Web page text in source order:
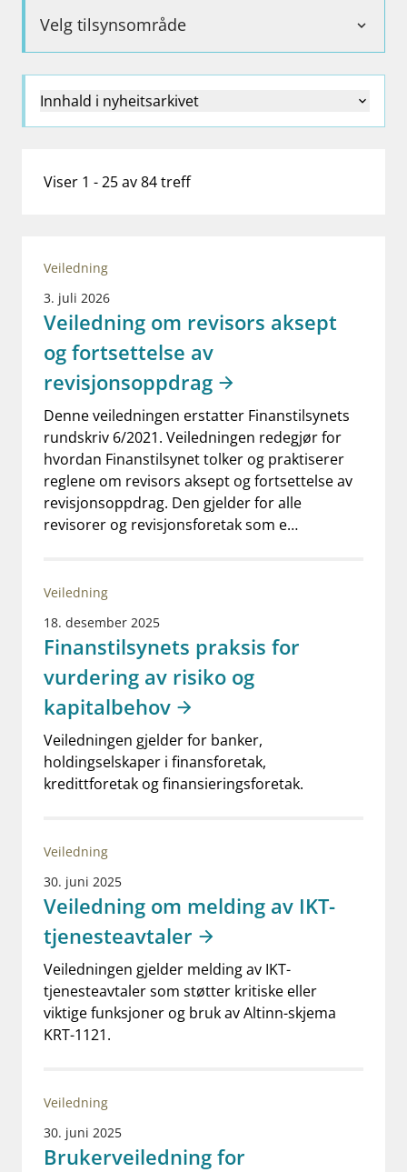
dashboardInformasjon for investorer
Velg tilsynsområde expand_more
Innhald i nyheitsarkivet
Viser 1 - 25 av 84 treff
Veiledning
3. juli 2026
Veiledning om revisors aksept
og fortsettelse av
revisjonsoppdrag
Denne veiledningen erstatter Finanstilsynets
rundskriv 6/2021. Veiledningen redegjør for
hvordan Finanstilsynet tolker og praktiserer
reglene om revisors aksept og fortsettelse av
revisjonsoppdrag. Den gjelder for alle
revisorer og revisjonsforetak som e…
Veiledning
18. desember 2025
Finanstilsynets praksis for
vurdering av risiko og
kapitalbehov
Veiledningen gjelder for banker,
holdingselskaper i finansforetak,
kredittforetak og finansieringsforetak.
Veiledning
30. juni 2025
Veiledning om melding av IKT-
tjenesteavtaler
Veiledningen gjelder melding av IKT-
tjenesteavtaler som støtter kritiske eller
viktige funksjoner og bruk av Altinn-skjema
KRT-1121.
Veiledning
30. juni 2025
Brukerveiledning for